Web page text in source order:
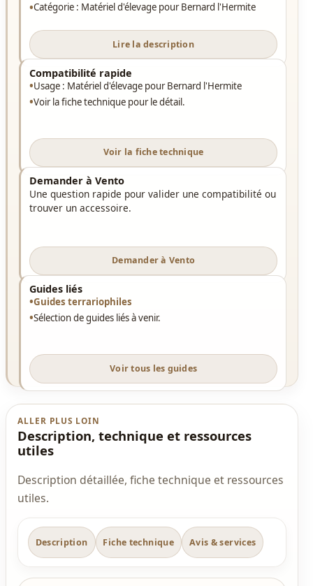
Catégorie : Matériel d'élevage pour Bernard l'Hermite
Lire la description
Compatibilité rapide
Usage : Matériel d'élevage pour Bernard l'Hermite
Voir la fiche technique pour le détail.
Voir la fiche technique
Demander à Vento
Une question rapide pour valider une compatibilité ou
trouver un accessoire.
Demander à Vento
Guides liés
Guides terrariophiles
Sélection de guides liés à venir.
Voir tous les guides
ALLER PLUS LOIN
Description, technique et ressources
utiles
Description détaillée, fiche technique et ressources
utiles.
Description Fiche technique Avis & services